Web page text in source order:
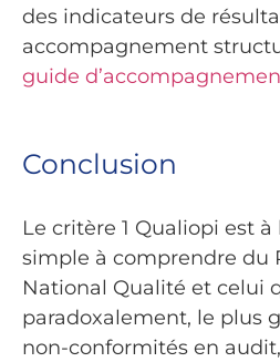
des indicateurs de
accompagnement
guide
Conclusion
Le critère 1 Qualiopi est
simple à comprendre du
National Qualité et celui
paradoxalement, le plus
non-conformités en